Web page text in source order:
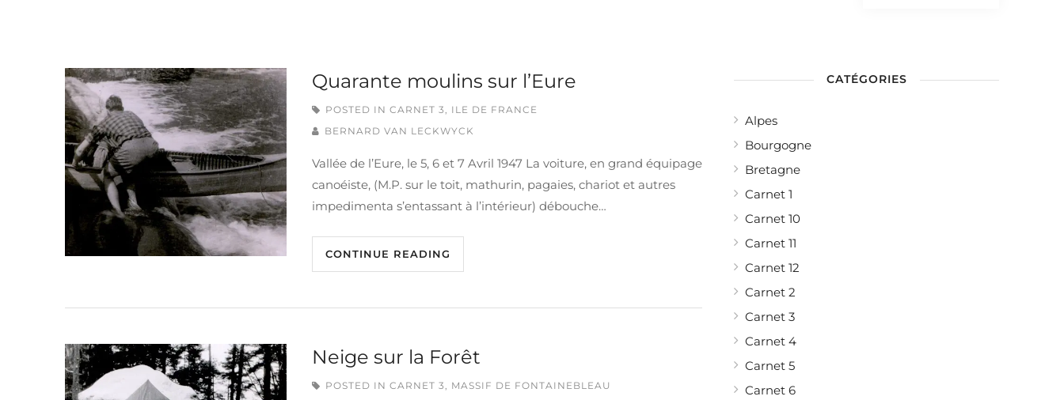
Quarante moulins sur l’Eure
POSTED IN CARNET 3, ILE DE FRANCE
BERNARD VAN LECKWYCK
Vallée de l’Eure, le 5, 6 et 7 Avril 1947 La voiture, en grand équipage
canoéiste, (M.P. sur le toit, mathurin, pagaies, chariot et autres
impedimenta s’entassant à l’intérieur) débouche…
CONTINUE READING
Neige sur la Forêt
POSTED IN CARNET 3, MASSIF DE FONTAINEBLEAU
CATÉGORIES
Alpes
Bourgogne
Bretagne
Carnet 1
Carnet 10
Carnet 11
Carnet 12
Carnet 2
Carnet 3
Carnet 4
Carnet 5
Carnet 6